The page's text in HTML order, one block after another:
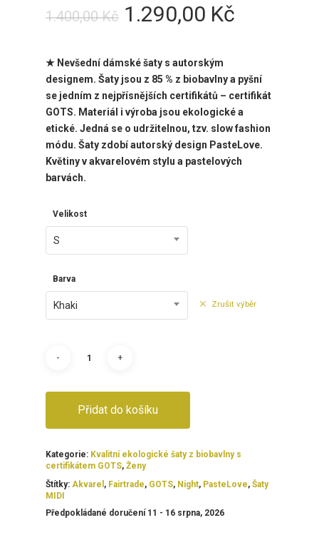
1.400,00Kč Původní
byla:
1.400,00 Kč.
1.290,00 Kč
★ Nevšední dámské šaty s autorským
designem. Šaty jsou z 85 % z biobavlny a pyšní
se jedním z nejpřísnějších certifikátů – certifikát
GOTS. Materiál i výroba jsou ekologické a
etické. Jedná se o udržitelnou, tzv. slow fashion
módu. Šaty zdobí autorský design PasteLove.
Květiny v akvarelovém stylu a pastelových
barvách.
Velikost
S
Barva
Khaki Zrušit výběr
Přidat do košíku
Kategorie: Kvalitní ekologické šaty z biobavlny s
certifikátem GOTS, Ženy
Štítky: Akvarel , Fairtrade, GOTS, Night, PasteLove, Šaty
MIDI
Předpokládané doručení 11 - 16 srpna, 2026